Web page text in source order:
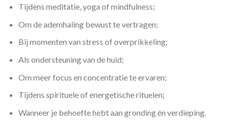
Tijdens meditatie, yoga of mindfulness;
Om de ademhaling bewust te vertragen;
Bij momenten van stress of overprikkeling;
Als ondersteuning van de huid;
Om meer focus en concentratie te ervaren;
Tijdens spirituele of energetische rituelen;
Wanneer je behoefte hebt aan gronding én verdieping.